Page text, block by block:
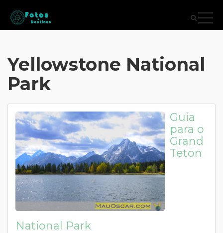
Yellowstone National
Park
Guia
para o
Grand
Teton
National Park